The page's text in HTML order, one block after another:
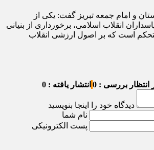
و امام جمعه تبریز گفت: یکی از
انقلاب اسلامی، برخورداری از بنیانی
است که بر اصول ارزشی انقلاب
انتظار بررسی : 0 انتشار یافته : 0
دیدگاه خود را اینجا بنویسید
نام شما
پست الکترونیکی